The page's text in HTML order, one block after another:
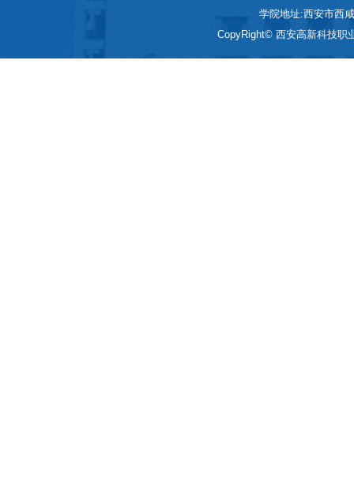
学院地址:西安市西
CopyRight© 西安高新科技职